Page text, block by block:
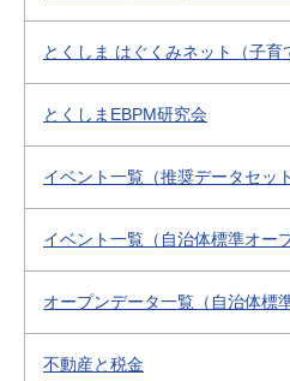
とくしま はぐくみネット（子育
とくしまEBPM研究会
イベント一覧（推奨データセット
イベント一覧（自治体標準オー
オープンデータ一覧（自治体標
不動産と税金